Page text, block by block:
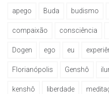
apego Buda budismo
compaixão consciência
Dogen ego eu
Florianópolis Genshô
kenshô liberdade